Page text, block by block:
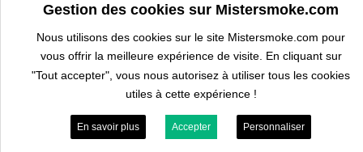
Gestion des cookies sur Mistersmoke.com
Nous utilisons des cookies sur le site Mistersmoke.com pour
vous offrir la meilleure expérience de visite. En cliquant sur
"Tout accepter", vous nous autorisez à utiliser tous les cookies
utiles à cette expérience !
En savoir plus Accepter Personnaliser